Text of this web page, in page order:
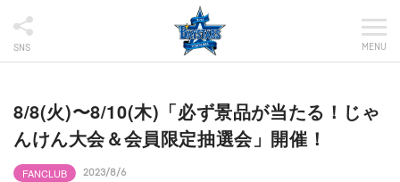
SNS MENU
8/8(火)〜8/10(木)「必ず景品が当たる！じゃ
んけん大会＆会員限定抽選会」開催！
FANCLUB 2023/8/6